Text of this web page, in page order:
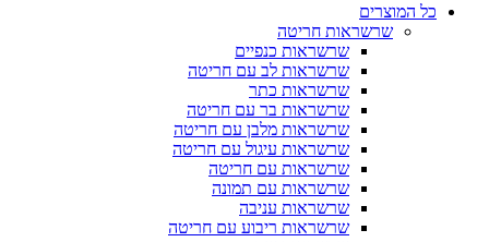
כל המוצרים
שרשראות חריטה
שרשראות כנפיים
שרשראות לב עם חריטה
שרשראות כתר
שרשראות בר עם חריטה
שרשראות מלבן עם חריטה
שרשראות עיגול עם חריטה
שרשראות עם חריטה
שרשראות עם תמונה
שרשראות עניבה
שרשראות ריבוע עם חריטה